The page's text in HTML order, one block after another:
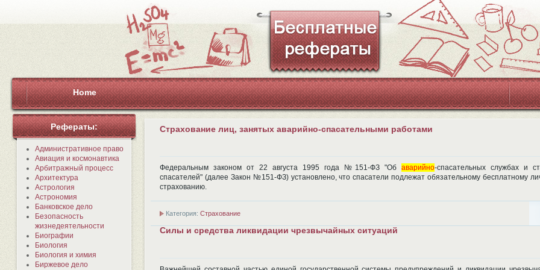
Home
Рефераты:
Административное право
Авиация и космонавтика
Арбитражный процесс
Архитектура
Астрология
Астрономия
Банковское дело
Безопасность
жизнедеятельности
Биографии
Биология
Биология и химия
Биржевое дело
Страхование лиц, занятых аварийно-спасательными работами
Федеральным законом от 22 августа 1995 года №151-ФЗ "Об аварийно-спасательных службах и
спасателей" (далее Закон №151-ФЗ) установлено, что спасатели подлежат обязательному бесплатному
страхованию.
Категория: Страхование
Силы и средства ликвидации чрезвычайных ситуаций